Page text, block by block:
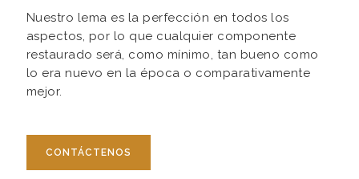
Nuestro lema es la perfección en todos los
aspectos, por lo que cualquier componente
restaurado será, como mínimo, tan bueno como
lo era nuevo en la época o comparativamente
mejor.
CONTÁCTENOS